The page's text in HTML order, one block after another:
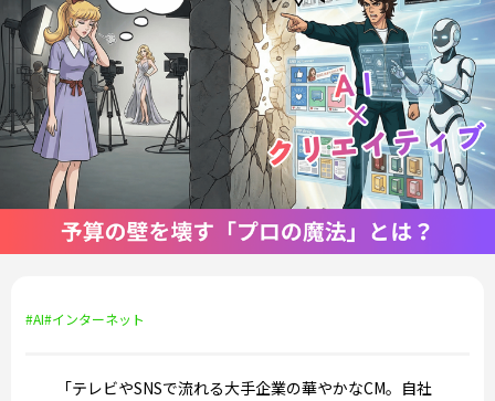
#AI#インターネット
「テレビやSNSで流れる大手企業の華やかなCM。自社